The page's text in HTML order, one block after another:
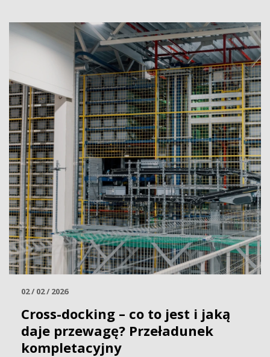
02 / 02 / 2026
Cross-docking – co to jest i jaką
daje przewagę? Przeładunek
kompletacyjny